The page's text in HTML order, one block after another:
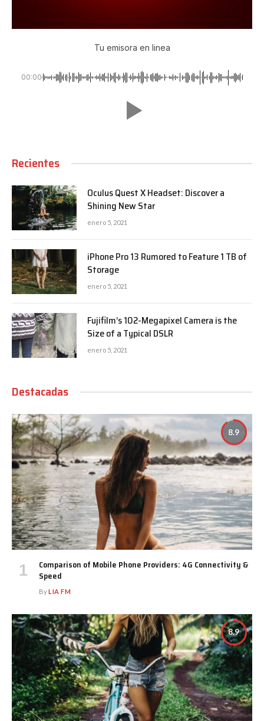
Tu emisora en linea
00:00
Recientes
Oculus Quest X Headset: Discover a
Shining New Star
enero 5, 2021
iPhone Pro 13 Rumored to Feature 1 TB of
Storage
enero 5, 2021
Fujifilm’s 102-Megapixel Camera is the
Size of a Typical DSLR
enero 5, 2021
Destacadas
8.9
Comparison of Mobile Phone Providers: 4G Connectivity &
Speed
ByLIA FM
8.9